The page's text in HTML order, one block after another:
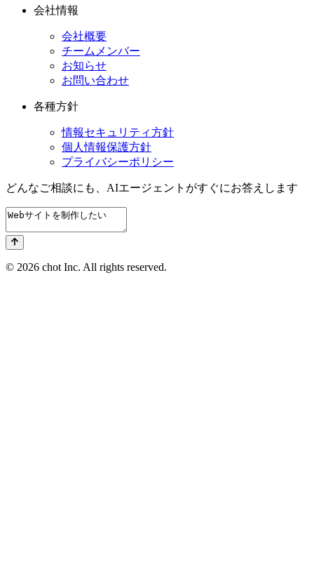
会社情報
会社概要
チームメンバー
お知らせ
お問い合わせ
各種方針
情報セキュリティ方針
個人情報保護方針
プライバシーポリシー
どんなご相談にも、 AIエージェントがすぐにお答えします
© 2026 chot Inc. All rights reserved.